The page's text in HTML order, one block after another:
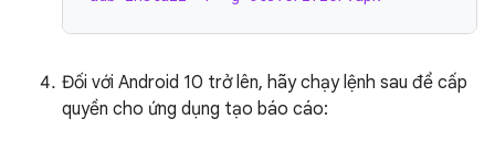
Đối với Android 10 trở lên, hãy chạy lệnh sau để cấp
quyền cho ứng dụng tạo báo cáo: